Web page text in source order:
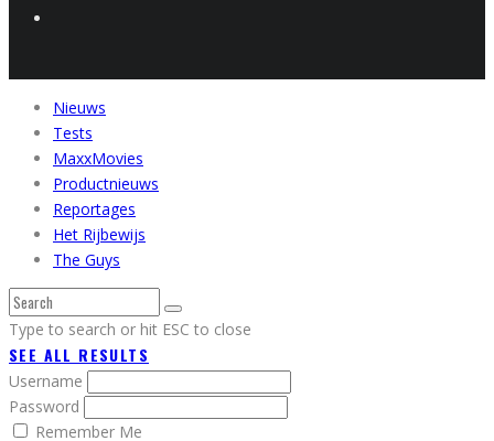
Nieuws
Tests
MaxxMovies
Productnieuws
Reportages
Het Rijbewijs
The Guys
Type to search or hit ESC to close
SEE ALL RESULTS
Username
Password
Remember Me